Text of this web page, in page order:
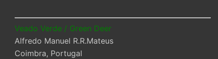
Veado Verde / Green Deer
Alfredo Manuel R.R.Mateus
Coimbra, Portugal